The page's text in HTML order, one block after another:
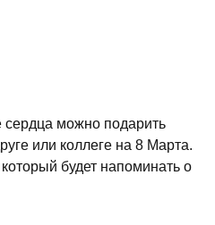
можно подарить
или коллеге на 8 Марта.
будет напоминать о